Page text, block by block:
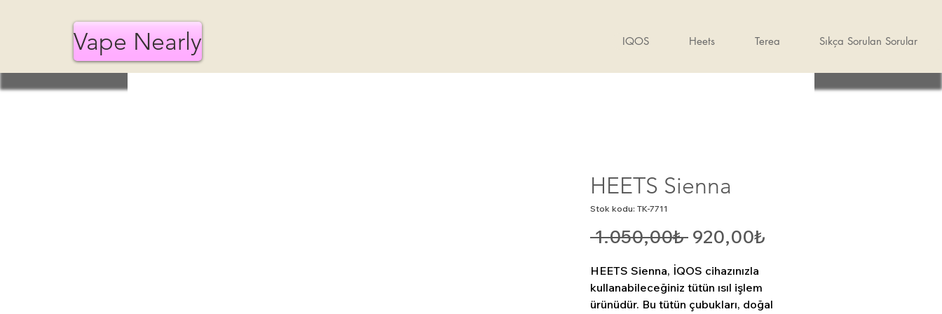
Vape Nearly IQOS Heets Terea Sıkça Sorulan Sorular
HEETS Sienna
Stok kodu: TK-7711
1.050,00₺ Normal
920,00₺
HEETS Sienna, İQOS cihazınızla
kullanabileceğiniz tütün ısıl işlem
ürünüdür. Bu tütün çubukları, doğal